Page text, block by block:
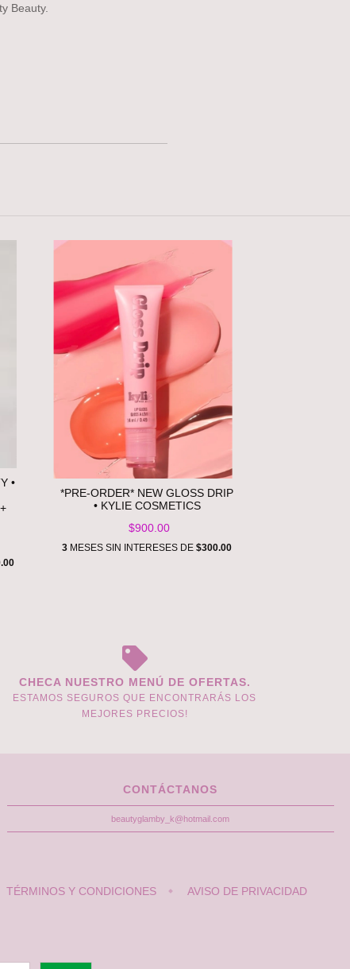
Beauty.
•
*PRE-ORDER* NEW GLOSS DRIP
• KYLIE COSMETICS
$900.00
3 MESES SIN INTERESES DE $300.00
CHECA NUESTRO MENÚ DE OFERTAS.
ESTAMOS SEGUROS QUE ENCONTRARÁS LOS
MEJORES PRECIOS!
CONTÁCTANOS
beautyglamby_k@hotmail.com
TÉRMINOS Y CONDICIONES
AVISO DE PRIVACIDAD